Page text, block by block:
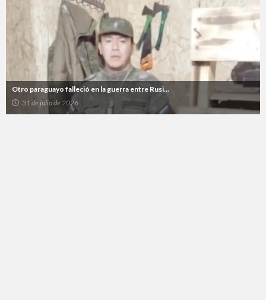
Otro paraguayo falleció en la guerra entre Rusi...
31 de julio de 2026